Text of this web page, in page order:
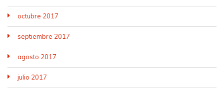
octubre 2017
septiembre 2017
agosto 2017
julio 2017